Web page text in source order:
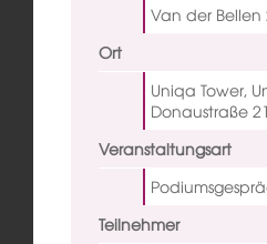
Van der Bellen
Ort
Uniqa Tower,
Donaustraße
Veranstaltungsart
Teilnehmer